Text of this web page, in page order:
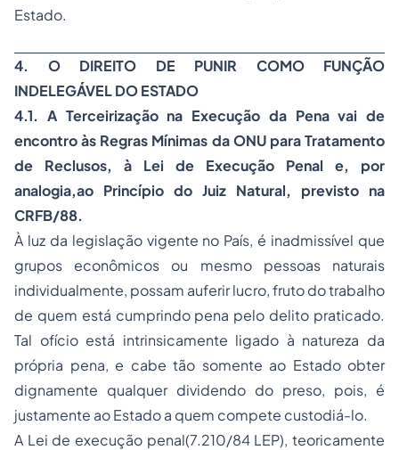
Estado.
4. O DIREITO DE PUNIR COMO FUNÇÃO
INDELEGÁVEL DO ESTADO
4.1. A Terceirização na Execução da Pena vai de
encontro às Regras Mínimas da ONU para Tratamento
de Reclusos, à Lei de Execução Penal e, por
analogia,ao Princípio do Juiz Natural, previsto na
CRFB/88.
À luz da legislação vigente no País, é inadmissível que
grupos econômicos ou mesmo pessoas naturais
individualmente, possam auferir lucro, fruto do trabalho
de quem está cumprindo pena pelo delito praticado.
Tal ofício está intrinsicamente ligado à natureza da
própria pena, e cabe tão somente ao Estado obter
dignamente qualquer dividendo do preso, pois, é
justamente ao Estado a quem compete custodiá-lo.
A Lei de execução penal(7.210/84 LEP), teoricamente